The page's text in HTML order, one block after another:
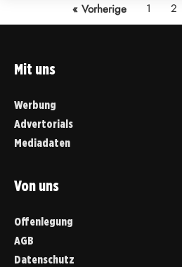
« Vorherige 1 2
Mit uns
Werbung
Advertorials
Mediadaten
Von uns
Offenlegung
AGB
Datenschutz